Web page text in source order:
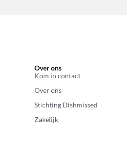
Over ons
Kom in contact
Over ons
Stichting Dishmissed
Zakelijk